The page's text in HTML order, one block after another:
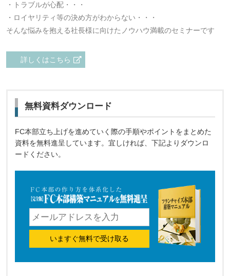
・トラブルが心配・・・
・ロイヤリティ等の決め方がわからない・・・
そんな悩みを抱える社長様に向けたノウハウ満載のセミナーです
詳しくはこちら
無料資料ダウンロード
FC本部立ち上げを進めていく際の手順やポイントをまとめた
資料を無料進呈しています。宜しければ、下記よりダウンロ
ードください。
いますぐ無料で受け取る